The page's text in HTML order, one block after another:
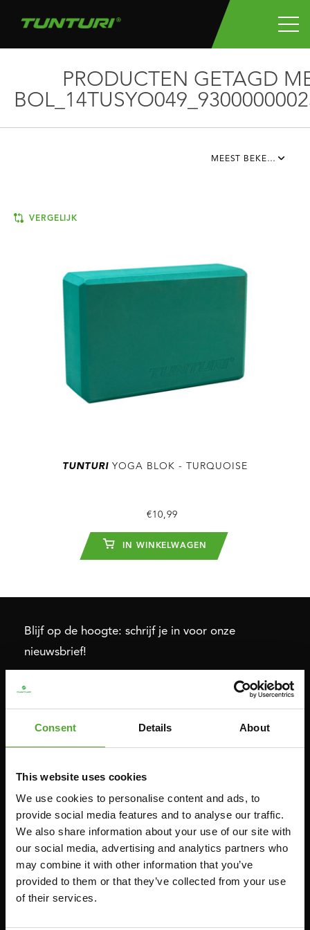
Consent Details About
This website uses cookies
We use cookies to personalise content and ads, to
provide social media features and to analyse our traffic.
We also share information about your use of our site with
our social media, advertising and analytics partners who
may combine it with other information that you’ve
provided to them or that they’ve collected from your use
of their services.
PRODUCTEN GETAGD
MEEST BEKEKEN
VERGELIJK
TUNTURI YOGA BLOK - TURQUOISE
€10,99
IN WINKELWAGEN
Blijf op de hoogte: schrijf je in voor onze
nieuwsbrief!
Cardio
HOMETRAINERS
CROSSTRAINERS
SPRINTER BIKES
ROEITRAINERS
POWER TOWERS
VLAKKE BANKEN
KRACHT STATIONS
SMITH MACHINES
PULLEY STATIONS
VERSTELBARE BANKEN
RACKS